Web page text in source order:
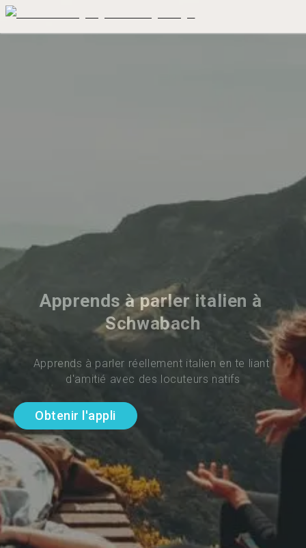
Apprends à parler italien à
Schwabach
Apprends à parler réellement italien en te liant
d'amitié avec des locuteurs natifs
Obtenir l'appli